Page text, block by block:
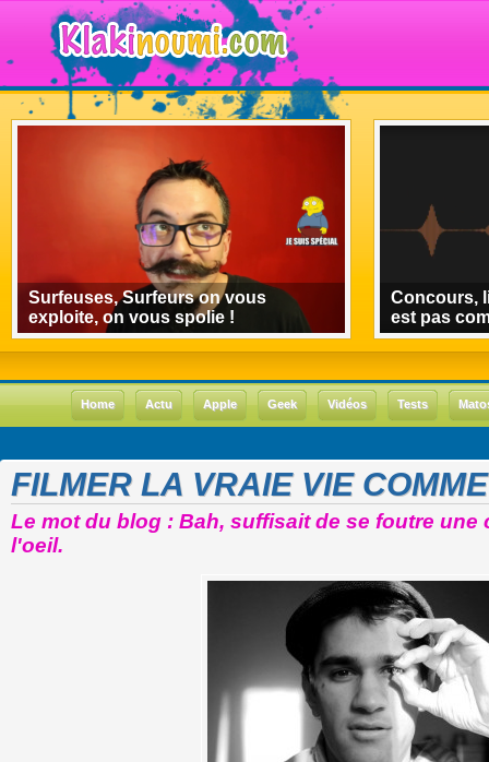
Surfeuses, Surfeurs on vous
exploite, on vous spolie !
Concours,
est pas
Home Actu Apple Geek Vidéos Tests
FILMER LA VRAIE VIE
Le mot du blog : Bah, suffisait de se foutre une
l'oeil.